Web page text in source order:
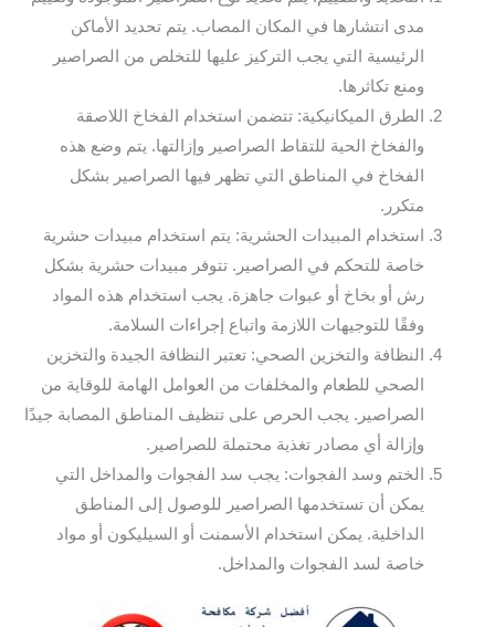
مدى انتشارها في المكان المصاب. يتم تحديد الأماكن
الرئيسية التي يجب التركيز عليها للتخلص من الصراصير
ومنع تكاثرها.
الطرق الميكانيكية: تتضمن استخدام الفخاخ اللاصقة
والفخاخ الحية للتقاط الصراصير وإزالتها. يتم وضع هذه
الفخاخ في المناطق التي تظهر فيها الصراصير بشكل
متكرر.
استخدام المبيدات الحشرية: يتم استخدام مبيدات حشرية
خاصة للتحكم في الصراصير. تتوفر مبيدات حشرية بشكل
رش أو بخاخ أو عبوات جاهزة. يجب استخدام هذه المواد
وفقًا للتوجيهات اللازمة واتباع إجراءات السلامة.
النظافة والتخزين الصحي: تعتبر النظافة الجيدة والتخزين
الصحي للطعام والمخلفات من العوامل الهامة للوقاية من
الصراصير. يجب الحرص على تنظيف المناطق المصابة جيدًا
وإزالة أي مصادر تغذية محتملة للصراصير.
الختم وسد الفجوات: يجب سد الفجوات والمداخل التي
يمكن أن تستخدمها الصراصير للوصول إلى المناطق
الداخلية. يمكن استخدام الأسمنت أو السيليكون أو مواد
خاصة لسد الفجوات والمداخل.